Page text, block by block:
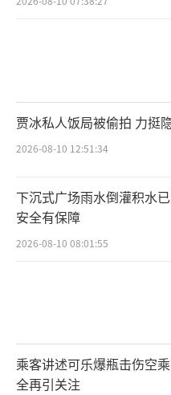
贾冰私人饭局被偷拍 力挺
2026-08-10 12:51:34
下沉式广场雨水倒灌积水
安全有保障
2026-08-10 08:01:55
乘客讲述可乐爆瓶击伤空
全再引关注